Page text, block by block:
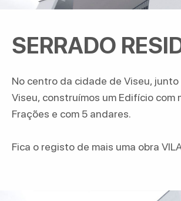
SERRADO
No centro da cidade de Viseu, junto
Viseu, construímos um Edifício com
Frações e com 5 andares.
Fica o registo de mais uma obra